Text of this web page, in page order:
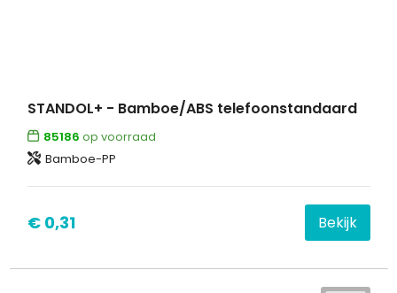
STANDOL+ - Bamboe/ABS telefoonstandaard
85186 op voorraad
Bamboe-PP
€ 0,31 Bekijk